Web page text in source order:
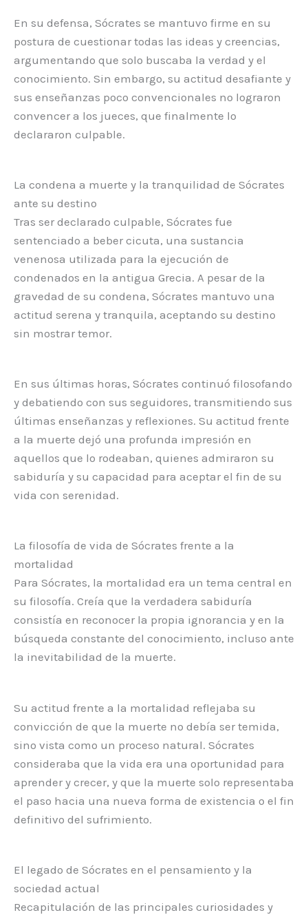
En su defensa, Sócrates se mantuvo firme en su
postura de cuestionar todas las ideas y creencias,
argumentando que solo buscaba la verdad y el
conocimiento. Sin embargo, su actitud desafiante y
sus enseñanzas poco convencionales no lograron
convencer a los jueces, que finalmente lo
declararon culpable.
La condena a muerte y la tranquilidad de Sócrates
ante su destino
Tras ser declarado culpable, Sócrates fue
sentenciado a beber cicuta, una sustancia
venenosa utilizada para la ejecución de
condenados en la antigua Grecia. A pesar de la
gravedad de su condena, Sócrates mantuvo una
actitud serena y tranquila, aceptando su destino
sin mostrar temor.
En sus últimas horas, Sócrates continuó filosofando
y debatiendo con sus seguidores, transmitiendo sus
últimas enseñanzas y reflexiones. Su actitud frente
a la muerte dejó una profunda impresión en
aquellos que lo rodeaban, quienes admiraron su
sabiduría y su capacidad para aceptar el fin de su
vida con serenidad.
La filosofía de vida de Sócrates frente a la
mortalidad
Para Sócrates, la mortalidad era un tema central en
su filosofía. Creía que la verdadera sabiduría
consistía en reconocer la propia ignorancia y en la
búsqueda constante del conocimiento, incluso ante
la inevitabilidad de la muerte.
Su actitud frente a la mortalidad reflejaba su
convicción de que la muerte no debía ser temida,
sino vista como un proceso natural. Sócrates
consideraba que la vida era una oportunidad para
aprender y crecer, y que la muerte solo representaba
el paso hacia una nueva forma de existencia o el fin
definitivo del sufrimiento.
El legado de Sócrates en el pensamiento y la
sociedad actual
Recapitulación de las principales curiosidades y